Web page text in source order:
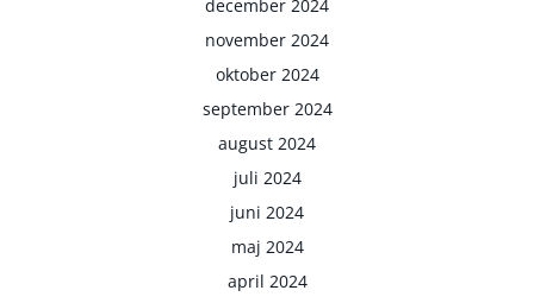
december 2024
november 2024
oktober 2024
september 2024
august 2024
juli 2024
juni 2024
maj 2024
april 2024